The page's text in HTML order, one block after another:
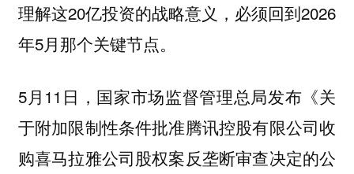
理解这20亿投资的战略意义，必须回到2026
年5月那个关键节点。
5月11日，国家市场监督管理总局发布《关
于附加限制性条件批准腾讯控股有限公司收
购喜马拉雅公司股权案反垄断审查决定的公